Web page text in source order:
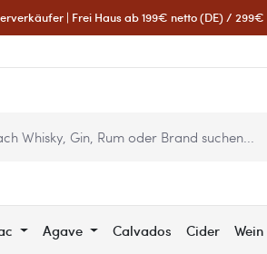
| Frei Haus ab 199€ netto (DE) / 299€
Agave Calvados Cider Wein